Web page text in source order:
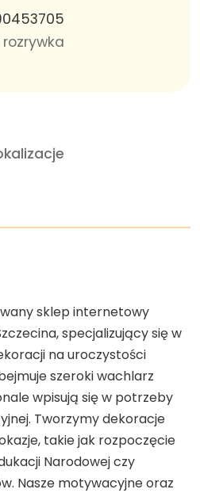
sklep internetowy
specjalizujący się w
na uroczystości
szeroki wachlarz
wpisują się w potrzeby
Tworzymy dekoracje
takie jak rozpoczęcie
Narodowej czy
Nasze motywacyjne oraz